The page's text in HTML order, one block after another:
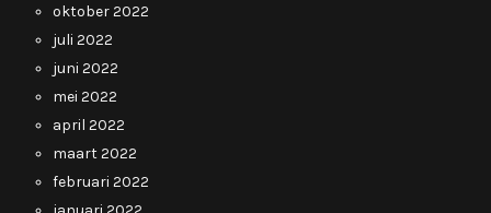
oktober 2022
juli 2022
juni 2022
mei 2022
april 2022
maart 2022
februari 2022